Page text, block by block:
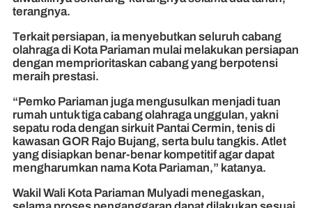
terangnya.
Terkait persiapan, ia menyebutkan seluruh cabang
olahraga di Kota Pariaman mulai melakukan persiapan
dengan memprioritaskan cabang yang berpotensi
meraih prestasi.
“Pemko Pariaman juga mengusulkan menjadi tuan
rumah untuk tiga cabang olahraga unggulan, yakni
sepatu roda dengan sirkuit Pantai Cermin, tenis di
kawasan GOR Rajo Bujang, serta bulu tangkis. Atlet
yang disiapkan benar-benar kompetitif agar dapat
mengharumkan nama Kota Pariaman,” katanya.
Wakil Wali Kota Pariaman Mulyadi menegaskan,